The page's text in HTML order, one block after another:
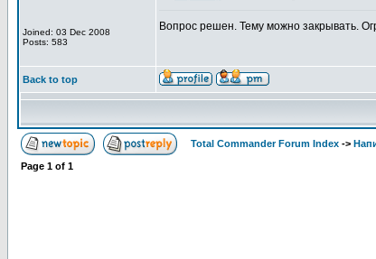
Joined: 03 Dec 2008
Posts: 583
Вопрос решен. Тему можно закрывать.
Back to top
Total Commander Forum Index ->
Page 1 of 1